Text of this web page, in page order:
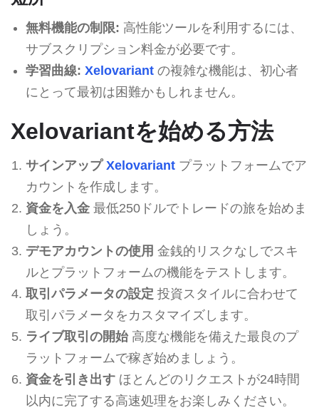
無料機能の制限: 高性能ツールを利用するには、
サブスクリプション料金が必要です。
学習曲線: Xelovariantの複雑な機能は、初心者
にとって最初は困難かもしれません。
Xelovariantを始める方法
サインアップ Xelovariantプラットフォームでア
カウントを作成します。
資金を入金最低250ドルでトレードの旅を始めま
しょう。
デモアカウントの使用 金銭的リスクなしでスキ
ルとプラットフォームの機能をテストします。
取引パラメータの設定 投資スタイルに合わせて
取引パラメータをカスタマイズします。
ライブ取引の開始高度な機能を備えた最良のプ
ラットフォームで稼ぎ始めましょう。
資金を引き出すほとんどのリクエストが24時間
以内に完了する高速処理をお楽しみください。